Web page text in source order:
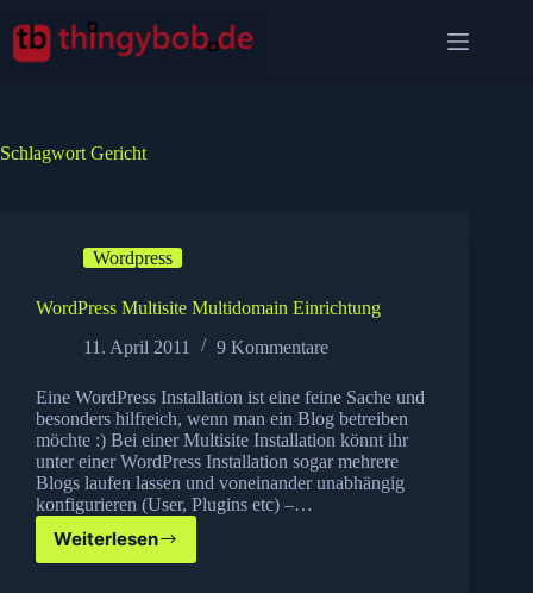
Inhalt
springen
Schlagwort Gericht
Wordpress
WordPress Multisite Multidomain Einrichtung
11. April 2011
9 Kommentare
Eine WordPress Installation ist eine feine Sache und
besonders hilfreich, wenn man ein Blog betreiben
möchte :) Bei einer Multisite Installation könnt ihr
unter einer WordPress Installation sogar mehrere
Blogs laufen lassen und voneinander unabhängig
konfigurieren (User, Plugins etc) –…
WeiterlesenWordPress